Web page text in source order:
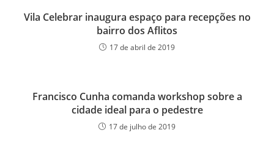
Vila Celebrar inaugura espaço para recepções no
bairro dos Aflitos
17 de abril de 2019
Francisco Cunha comanda workshop sobre a
cidade ideal para o pedestre
17 de julho de 2019